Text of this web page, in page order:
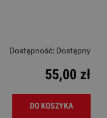
Dostępność: Dostępny
55,00 zł
DO KOSZYKA